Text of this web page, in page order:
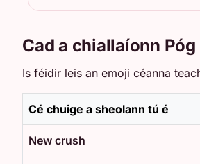
Cad a chiallaíonn
Is féidir leis an emoji céanna
Cé chuige a sheolann tú é
New crush